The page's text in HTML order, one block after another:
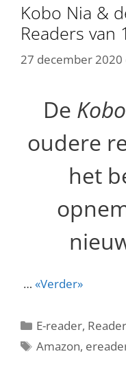
Kobo Nia &
Readers van
27 december 2020
De
oudere
het
… «Verder»
Categorieën
E-reader, Reader
Tags
Amazon,